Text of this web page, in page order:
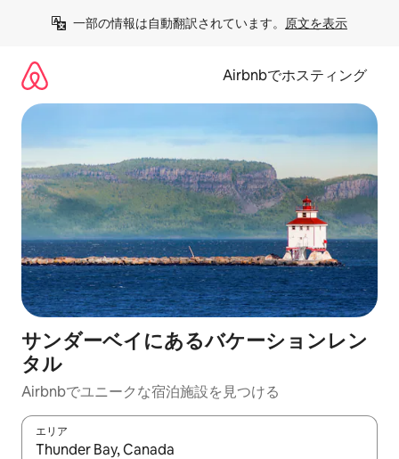
一部の情報は自動翻訳されています。 原文を表示
Airbnbでホスティング
サンダーベイにあるバケーションレン
タル
Airbnbでユニークな宿泊施設を見つける
エリア
検索結果が表示されたら、上下の矢印キーを使って移動するか